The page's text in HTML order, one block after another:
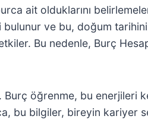
ait olduklarını
ve bu, doğum
Bu nedenle, Burç
öğrenme, bu enerjileri
bu bilgiler, bireyin